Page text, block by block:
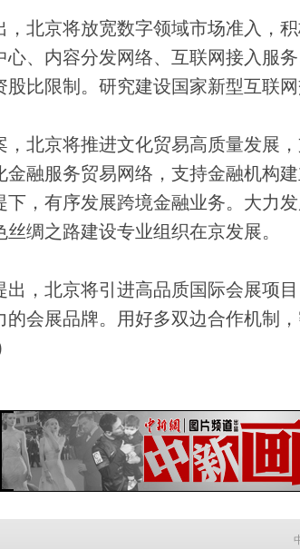
京将放宽数字领域市场准入，积
心、内容分发网络、互联网接入服
股比限制。研究建设国家新型互联网
京将推进文化贸易高质量发展，
金融服务贸易网络，支持金融机构
下，有序发展跨境金融业务。大力
绸之路建设专业组织在京发展。
北京将引进高品质国际会展项目
的会展品牌。用好多双边合作机制